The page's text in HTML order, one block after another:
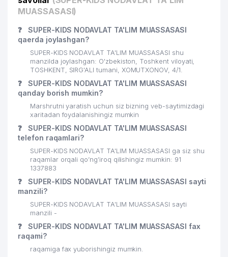
MUASSASASI)
❓
SUPER-KIDS NODAVLAT TA'LIM MUASSASASI
qaerda joylashgan?
SUPER-KIDS NODAVLAT TA'LIM MUASSASASI shu
manzilda joylashgan: O'zbekiston, Toshkent viloyati,
TOSHKENT, SIRG'ALI tumani, XOMUTXONOV, 4/1.
❓
SUPER-KIDS NODAVLAT TA'LIM MUASSASASI
qanday borish mumkin?
Marshrutni yaratish uchun siz bizning veb-saytimizdagi
xaritadan foydalanishingiz mumkin
❓
SUPER-KIDS NODAVLAT TA'LIM MUASSASASI
telefon raqamlari?
SUPER-KIDS NODAVLAT TA'LIM MUASSASASI ga siz shu
raqamlar orqali qo’ng’iroq qilishingiz mumkin: 91
1337883
❓
SUPER-KIDS NODAVLAT TA'LIM MUASSASASI sayti
manzili?
SUPER-KIDS NODAVLAT TA'LIM MUASSASASI sayti
manzili -
❓
SUPER-KIDS NODAVLAT TA'LIM MUASSASASI fax
raqami?
raqamiga fax yuborishingiz mumkin.